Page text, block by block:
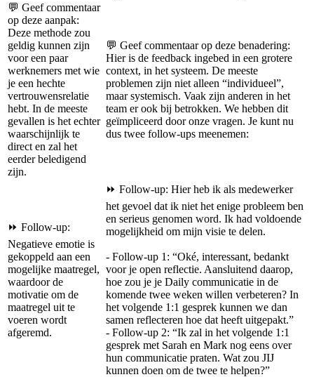
💬 Geef commentaar
op deze aanpak:
Deze methode zou
geldig kunnen zijn
voor een paar
werknemers met wie
je een hechte
vertrouwensrelatie
hebt. In de meeste
gevallen is het echter
waarschijnlijk te
direct en zal het
eerder beledigend
zijn.
💬 Geef commentaar op deze benadering:
Hier is de feedback ingebed in een grotere
context, in het systeem. De meeste
problemen zijn niet alleen “individueel”,
maar systemisch. Vaak zijn anderen in het
team er ook bij betrokken. We hebben dit
geïmpliceerd door onze vragen. Je kunt nu
dus twee follow-ups meenemen:
⏩ Follow-up:
Negatieve emotie is
gekoppeld aan een
mogelijke maatregel,
waardoor de
motivatie om de
maatregel uit te
voeren wordt
afgeremd.
⏩ Follow-up: Hier heb ik als medewerker
het gevoel dat ik niet het enige probleem ben
en serieus genomen word. Ik had voldoende
mogelijkheid om mijn visie te delen.
- Follow-up 1: “Oké, interessant, bedankt
voor je open reflectie. Aansluitend daarop,
hoe zou je je Daily communicatie in de
komende twee weken willen verbeteren? In
het volgende 1:1 gesprek kunnen we dan
samen reflecteren hoe dat heeft uitgepakt.”
- Follow-up 2: “Ik zal in het volgende 1:1
gesprek met Sarah en Mark nog eens over
hun communicatie praten. Wat zou JIJ
kunnen doen om de twee te helpen?”